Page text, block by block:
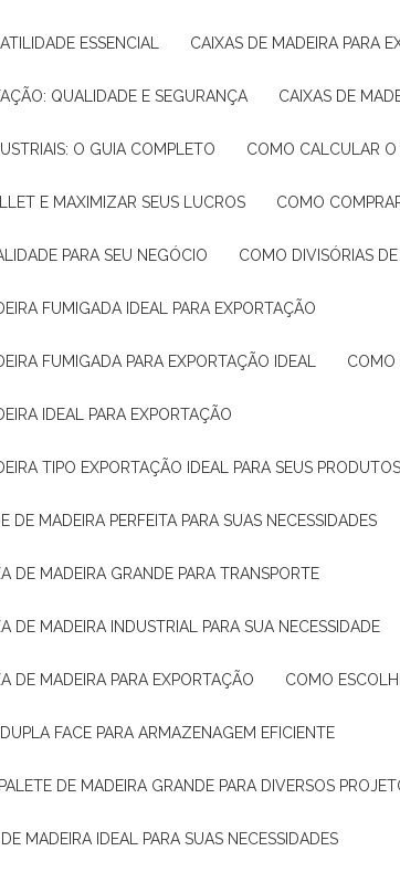
ESSENCIAL CAIXAS DE MADEIRA PARA
QUALIDADE E SEGURANÇA CAIXAS DE
O GUIA COMPLETO COMO CALCULAR
E MAXIMIZAR SEUS LUCROS COMO
PARA SEU NEGÓCIO COMO DIVISÓRIAS
FUMIGADA IDEAL PARA EXPORTAÇÃO
FUMIGADA PARA EXPORTAÇÃO IDEAL
IDEAL PARA EXPORTAÇÃO
TIPO EXPORTAÇÃO IDEAL PARA SEUS PRODUTOS
DE MADEIRA PERFEITA PARA SUAS NECESSIDADES
DE MADEIRA GRANDE PARA TRANSPORTE
DE MADEIRA INDUSTRIAL PARA SUA NECESSIDADE
DE MADEIRA PARA EXPORTAÇÃO COMO
FACE PARA ARMAZENAGEM EFICIENTE
DE MADEIRA GRANDE PARA DIVERSOS
MADEIRA IDEAL PARA SUAS NECESSIDADES